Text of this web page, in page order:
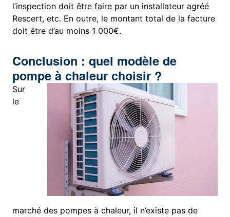
l’inspection doit être faire par un installateur agréé
Rescert, etc. En outre, le montant total de la facture
doit être d’au moins 1 000€.
Conclusion : quel modèle de
pompe à chaleur choisir ?
Sur
le
marché des pompes à chaleur, il n’existe pas de